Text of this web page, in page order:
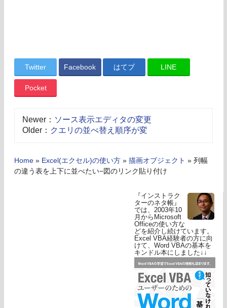
Twitter Facebook はてブ LINE
Pocket
Newer： ソース表示エディタの変更
Older： クエリの並べ替え順序が変
Home » Excel(エクセル)の使い方 » 描画オブジェクト » 列幅
の違う表を上下に並べたい−図のリンク貼り付け
『インストラク
ターのネタ帳』
では、2003年10
月からMicrosoft
Officeの使い方な
どを紹介し続けています。
Excel VBA経験者の方に向
けて、Word VBAの基本を
キンドル本にしました↓↓